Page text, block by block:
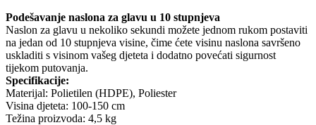
Podešavanje naslona za glavu u 10 stupnjeva
Naslon za glavu u nekoliko sekundi možete jednom rukom postaviti
na jedan od 10 stupnjeva visine, čime ćete visinu naslona savršeno
uskladiti s visinom vašeg djeteta i dodatno povećati sigurnost
tijekom putovanja.
Specifikacije:
Materijal: Polietilen (HDPE), Poliester
Visina djeteta: 100-150 cm
Težina proizvoda: 4,5 kg